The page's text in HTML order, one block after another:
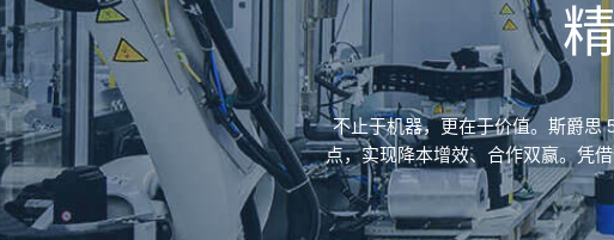
不止于机器，更在于价值。斯爵思
点，实现降本增效、合作双赢。凭